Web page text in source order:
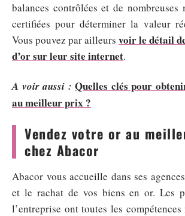
balances contrôlées et de nombreuses
certifiées pour déterminer la valeur
Vous pouvez par ailleurs voir le détail
d’or sur leur site internet.
A voir aussi : Quelles clés pour
au meilleur prix ?
Vendez votre or au
chez Abacor
Abacor vous accueille dans ses
et le rachat de vos biens en or. Les
l’entreprise ont toutes les compétences